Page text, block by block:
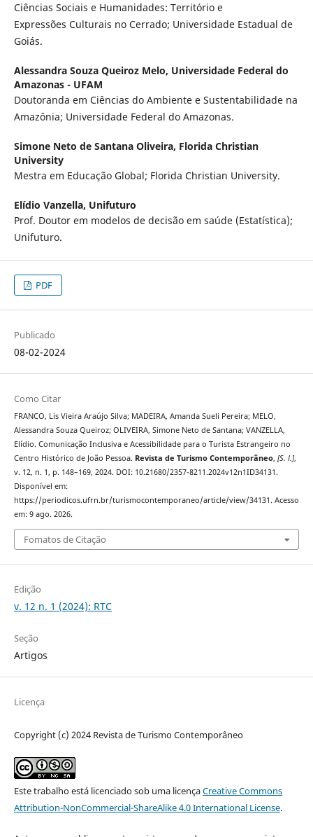
Ciências Sociais e Humanidades: Território e
Expressões Culturais no Cerrado; Universidade Estadual de
Goiás.
Alessandra Souza Queiroz Melo, Universidade Federal do
Amazonas - UFAM
Doutoranda em Ciências do Ambiente e Sustentabilidade na
Amazônia; Universidade Federal do Amazonas.
Simone Neto de Santana Oliveira, Florida Christian
University
Mestra em Educação Global; Florida Christian University.
Elídio Vanzella, Unifuturo
Prof. Doutor em modelos de decisão em saúde (Estatística);
Unifuturo.
PDF
Publicado
08-02-2024
Como Citar
FRANCO, Lis Vieira Araújo Silva; MADEIRA, Amanda Sueli Pereira; MELO,
Alessandra Souza Queiroz; OLIVEIRA, Simone Neto de Santana; VANZELLA,
Elídio. Comunicação Inclusiva e Acessibilidade para o Turista Estrangeiro no
Centro Histórico de João Pessoa. Revista de Turismo Contemporâneo, [S. l.],
v. 12, n. 1, p. 148–169, 2024. DOI: 10.21680/2357-8211.2024v12n1ID34131.
Disponível em:
https://periodicos.ufrn.br/turismocontemporaneo/article/view/34131. Acesso
em: 9 ago. 2026.
Fomatos de Citação
Edição
v. 12 n. 1 (2024): RTC
Seção
Artigos
Licença
Copyright (c) 2024 Revista de Turismo Contemporâneo
Este trabalho está licenciado sob uma licençaCreative Commons
Attribution-NonCommercial-ShareAlike 4.0 International License.